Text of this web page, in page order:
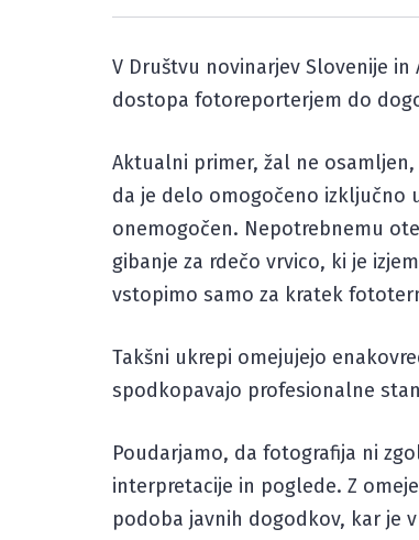
V Društvu novinarjev Slovenije
dostopa fotoreporterjem do
Aktualni primer, žal ne
da je delo omogočeno
onemogočen. Nepotrebnemu
gibanje za rdečo vrvico, ki je
vstopimo samo za kratek
Takšni ukrepi omejujejo
spodkopavajo profesionalne
Poudarjamo, da fotografija ni
interpretacije in poglede. Z
podoba javnih dogodkov, kar je